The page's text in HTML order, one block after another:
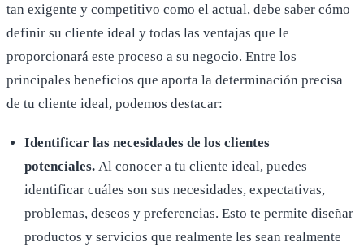
tan exigente y competitivo como el actual, debe saber cómo
definir su cliente ideal y todas las ventajas que le
proporcionará este proceso a su negocio. Entre los
principales beneficios que aporta la determinación precisa
de tu cliente ideal, podemos destacar:
Identificar las necesidades de los clientes
potenciales. Al conocer a tu cliente ideal, puedes
identificar cuáles son sus necesidades, expectativas,
problemas, deseos y preferencias. Esto te permite diseñar
productos y servicios que realmente les sean realmente